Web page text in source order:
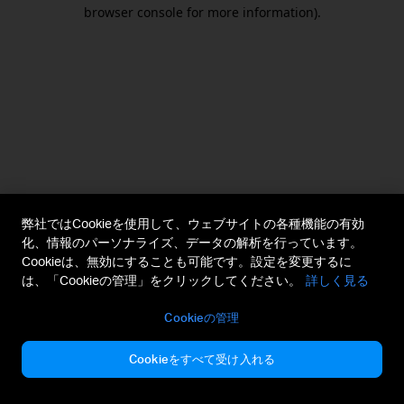
browser console for more information).
弊社ではCookieを使用して、ウェブサイトの各種機能の有効
化、情報のパーソナライズ、データの解析を行っています。
Cookieは、無効にすることも可能です。設定を変更するに
は、「Cookieの管理」をクリックしてください。
詳しく見る
Cookieの管理
Cookieをすべて受け入れる